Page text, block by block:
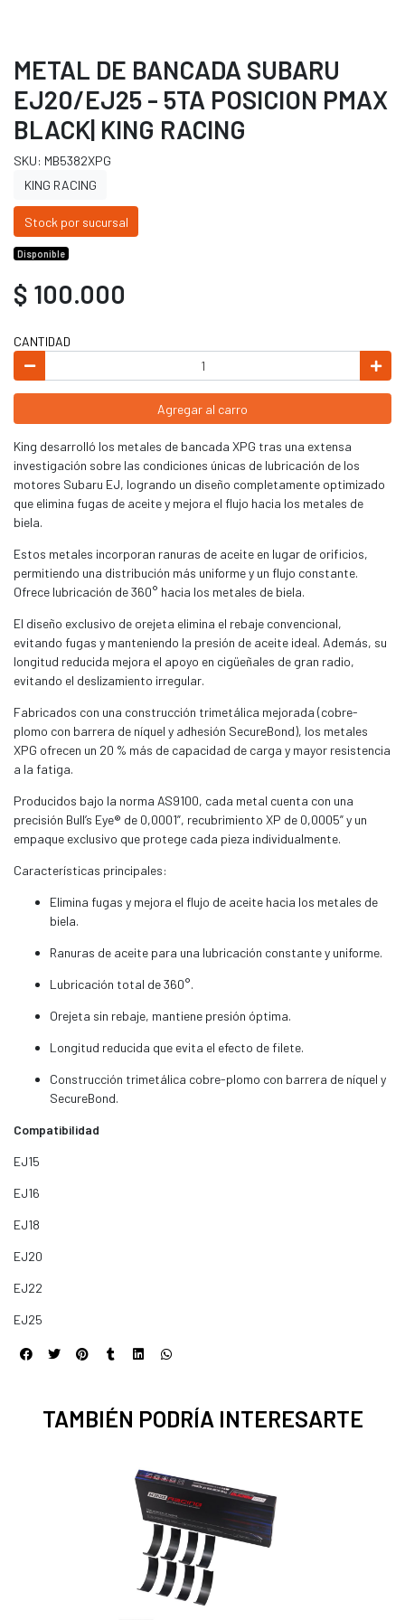
METAL DE BANCADA SUBARU
EJ20/EJ25 - 5TA POSICION PMAX
BLACK| KING RACING
SKU: MB5382XPG
KING RACING
Stock por sucursal
Disponible
$ 100.000
CANTIDAD
Agregar al carro
King desarrolló los metales de bancada XPG tras una extensa
investigación sobre las condiciones únicas de lubricación de los
motores Subaru EJ, logrando un diseño completamente optimizado
que elimina fugas de aceite y mejora el flujo hacia los metales de
biela.
Estos metales incorporan ranuras de aceite en lugar de orificios,
permitiendo una distribución más uniforme y un flujo constante.
Ofrece lubricación de 360° hacia los metales de biela.
El diseño exclusivo de orejeta elimina el rebaje convencional,
evitando fugas y manteniendo la presión de aceite ideal. Además, su
longitud reducida mejora el apoyo en cigüeñales de gran radio,
evitando el deslizamiento irregular.
Fabricados con una construcción trimetálica mejorada (cobre-
plomo con barrera de níquel y adhesión SecureBond), los metales
XPG ofrecen un 20 % más de capacidad de carga y mayor resistencia
a la fatiga.
Producidos bajo la norma AS9100, cada metal cuenta con una
precisión Bull’s Eye® de 0,0001”, recubrimiento XP de 0,0005” y un
empaque exclusivo que protege cada pieza individualmente.
Características principales:
Elimina fugas y mejora el flujo de aceite hacia los metales de
biela.
Ranuras de aceite para una lubricación constante y uniforme.
Lubricación total de 360°.
Orejeta sin rebaje, mantiene presión óptima.
Longitud reducida que evita el efecto de filete.
Construcción trimetálica cobre-plomo con barrera de níquel y
SecureBond.
Compatibilidad
EJ15
EJ16
EJ18
EJ20
EJ22
EJ25
TAMBIÉN PODRÍA INTERESARTE